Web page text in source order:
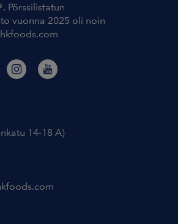
Pörssilistatun
vuonna 2025 oli noin
14-18 A)